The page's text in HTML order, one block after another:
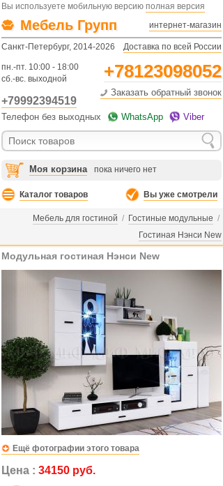
Вы используете мобильную версию полная версия
Мебель Групп интернет-магазин
Санкт-Петербург, 2014-2026 Доставка по всей России
пн.-пт. 10:00 - 18:00
сб.-вс. выходной
+78123098052
+79992394519
Заказать обратный звонок
Телефон без выходных WhatsApp Viber
Моя корзина пока ничего нет
Каталог товаров Вы уже смотрели
Мебель для гостиной / Гостиные модульные /
Гостиная Нэнси New
Модульная гостиная Нэнси New
Ещё фотографии этого товара
Цена : 34150 руб.